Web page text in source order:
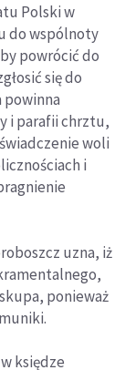
Polski w
do wspólnoty
powrócić do
się do
powinna
i parafii chrztu,
woli
i
uzna, iż
ponieważ
księdze